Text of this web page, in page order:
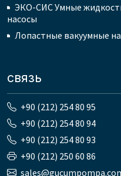
ЭКО-СИС Умные
насосы
Лопастные вакуумные
связь
+90 (212) 254 80 95
+90 (212) 254 80 94
+90 (212) 254 80 93
+90 (212) 250 60 86